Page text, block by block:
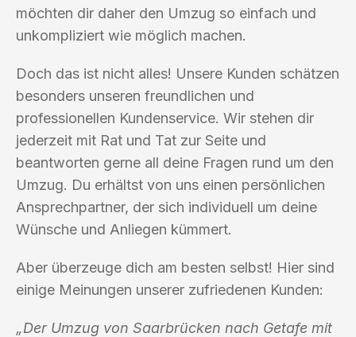
möchten dir daher den Umzug so einfach und
unkompliziert wie möglich machen.
Doch das ist nicht alles! Unsere Kunden schätzen
besonders unseren freundlichen und
professionellen Kundenservice. Wir stehen dir
jederzeit mit Rat und Tat zur Seite und
beantworten gerne all deine Fragen rund um den
Umzug. Du erhältst von uns einen persönlichen
Ansprechpartner, der sich individuell um deine
Wünsche und Anliegen kümmert.
Aber überzeuge dich am besten selbst! Hier sind
einige Meinungen unserer zufriedenen Kunden:
„Der Umzug von Saarbrücken nach Getafe mit